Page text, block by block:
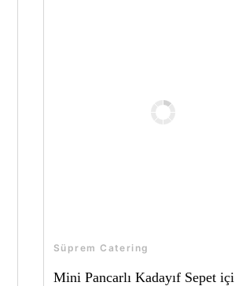
Süprem Catering
Mini Pancarlı Kadayıf Sepet içi